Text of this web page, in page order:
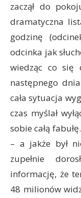
zaczął do
dramatyczna
godzinę
odcinka jak
wiedząc co się
następnego
cała sytuacja
czas myślał
sobie całą
– a jakże był
zupełnie
informację, że
48 milionów